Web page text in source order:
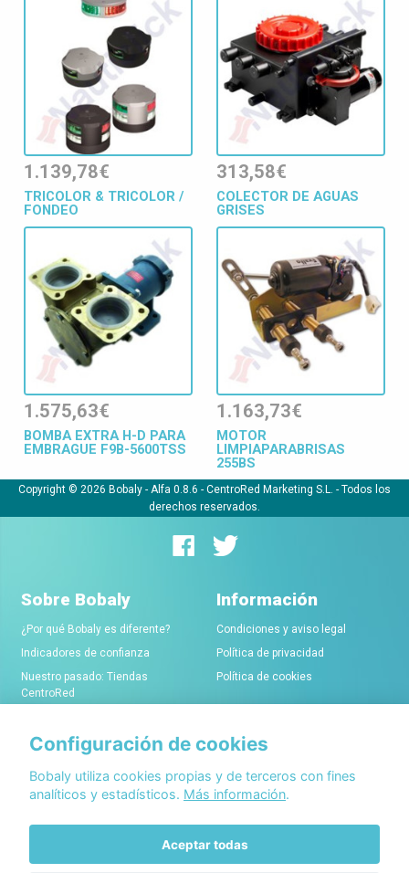
1.139,78€
TRICOLOR & TRICOLOR /
FONDEO
313,58€
COLECTOR DE AGUAS
GRISES
1.575,63€
BOMBA EXTRA H-D PARA
EMBRAGUE F9B-5600TSS
1.163,73€
MOTOR
LIMPIAPARABRISAS
255BS
Copyright © 2026 Bobaly - Alfa 0.8.6 - CentroRed Marketing S.L. - Todos los
derechos reservados.
Sobre Bobaly
¿Por qué Bobaly es diferente?
Indicadores de confianza
Nuestro pasado: Tiendas
CentroRed
Información
Condiciones y aviso legal
Política de privacidad
Política de cookies
Comerciantes
Alta de tiendas online
Condiciones de alta
Conócenos
Acerca de Bobaly Partners
Partner eCommerce
Configuración de cookies
Bobaly utiliza cookies propias y de terceros con fines
analíticos y estadísticos. Más información.
Aceptar todas